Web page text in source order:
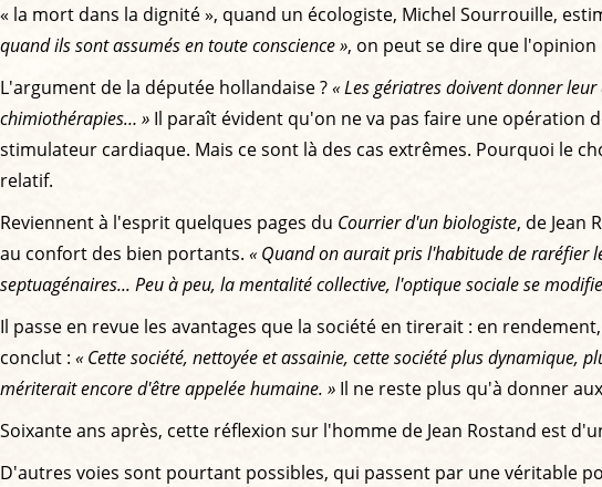
« la mort dans la dignité », quand un écologiste, Michel Sourrouille,
quand ils sont assumés en toute conscience », on peut se dire que
L'argument de la députée hollandaise ?« Les gériatres doivent donner
chimiothérapies… » Il paraît évident qu'on ne va pas faire une opération
stimulateur cardiaque. Mais ce sont là des cas extrêmes. Pourquoi le
relatif.
Reviennent à l'esprit quelques pages du Courrier d'un biologiste, de Jean
au confort des bien portants. « Quand on aurait pris l'habitude de raréfier
septuagénaires... Peu à peu, la mentalité collective, l'optique sociale se
Il passe en revue les avantages que la société en tirerait : en
conclut : « Cette société, nettoyée et assainie, cette société plus
mériterait encore d'être appelée humaine. » Il ne reste plus qu'à donner
Soixante ans après, cette réflexion sur l'homme de Jean Rostand est
D'autres voies sont pourtant possibles, qui passent par une véritable